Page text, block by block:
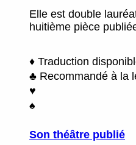
Elle est double
huitième pièce
♦ Traduction
♣ Recommandé à la
♥
♠
Son théâtre publié